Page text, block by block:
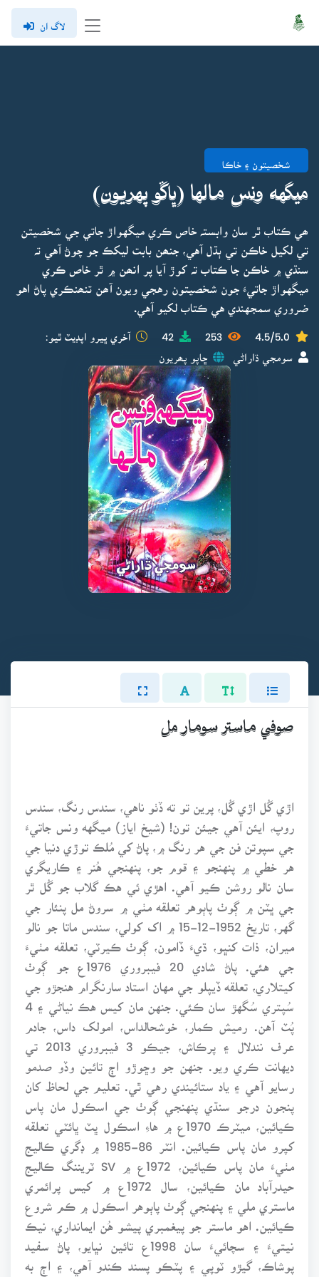
لاگ ان
شخصيتون ۽ خاڪا
ميگهه ونس مالها (ڀاڱو پهريون)
ھي ڪتاب ٿر سان وابستہ خاص ڪري ميگهواڙ جاتي جي شخصيتن
تي لکيل خاڪن تي ٻڌل آهي، جنھن بابت ليکڪ جو چوڻ آهي تہ
سنڌي ۾ خاڪن جا ڪتاب تہ کوڙ آيا پر انھن ۾ ٿر خاص ڪري
ميگهواڙ جاتيءَ جون شخصيتون رهجي ويون آھن تنھنڪري پاڻ اهو
ضروري سمجهندي هي ڪتاب لکيو آهي.
4.5/5.0
253
42 آخري ڀيرو اپڊيٽ ٿيو:
سومجي ڌاراڻي ڇاپو پھريون
صوفي ماستر سومار مل
اڙي گُل اڙي گُل، پرين تو ته ڏٺو ناهي، سندس رنگ، سندس
روپ، ايئن آهي جيئن تون! (شيخ اياز) ميگهه ونس جاتيءَ
جي سپوتن فن جي هر رنگ ۾، پاڻ کي مُلڪ توڙي دنيا جي
هر خطي ۾ پنهنجو ۽ قوم جو، پنهنجي هُنر ۽ ڪاريگري
سان نالو روشن ڪيو آهي. اهڙي ئي هڪ گلاب جو گُل ٿر
جي ڀٽن ۾ ڳوٺ پاٻوهر تعلقه مٺي ۾ سروڻ مل پنئار جي
گهر، تاريخ 1952-12-15 ۾ اک کولي، سندس ماتا جو نالو
ميران، ذات کنڀو، ڌيءَ ڏامون، ڳوٺ ڪيرٽي، تعلقه مٺيءَ
جي هئي. پاڻ شادي 20 فيبروري 1976ع جو ڳوٺ
کيتلاري، تعلقه ڏيپلو جي مهان استاد سارنگرام هنجڙو جي
سُپتري سُگهڙ سان ڪئي. جنهن مان کيس هڪ نياڻي ۽ 4
پُٽ آهن. رميش ڪمار، خوشحالداس، امولک داس، جادم
ديهانت ڪري ويو. جنهن جو وڇوڙو اڄ تائين وڏو صدمو
رسايو آهي ۽ ياد ستائيندي رهي ٿي. تعليم جي لحاظ کان
پنجون درجو سنڌي پنهنجي ڳوٺ جي اسڪول مان پاس
ڪيائين، ميٽرڪ 1970ع ۾ هاءِ اسڪول ڀٽ ڀائٽي تعلقه
کپرو مان پاس ڪيائين. انٽر 86-1985 ۾ ڊگري ڪاليج
مٺيءَ مان پاس ڪيائين، 1972ع ۾ SV ٽريننگ ڪاليج
حيدرآباد مان ڪيائين، سال 1972ع ۾ کيس پرائمري
ماستري ملي ۽ پنهنجي ڳوٺ پاٻوهر اسڪول ۾ ڪم شروع
ڪيائين. اهو ماستر جو پيغمبري پيشو هُن ايمانداري، نيڪ
نيتيءَ ۽ سچائيءَ سان 1998ع تائين نڀايو، پاڻ سفيد
پوشاڪ، گيڙو ٽوپي ۽ پٽڪو پسند ڪندو آهي، ۽ اڄ به